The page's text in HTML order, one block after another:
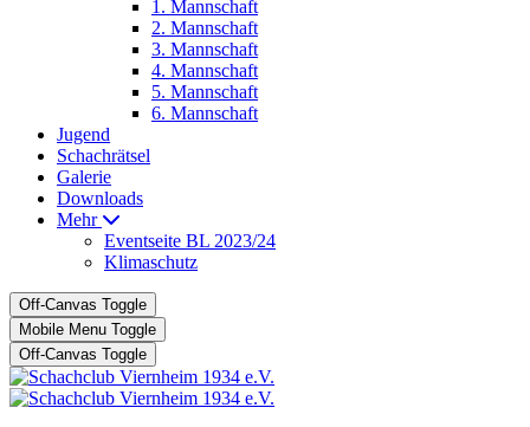
1. Mannschaft
2. Mannschaft
3. Mannschaft
4. Mannschaft
5. Mannschaft
6. Mannschaft
Jugend
Schachrätsel
Galerie
Downloads
Mehr
Eventseite BL 2023/24
Klimaschutz
Off-Canvas Toggle
Mobile Menu Toggle
Off-Canvas Toggle